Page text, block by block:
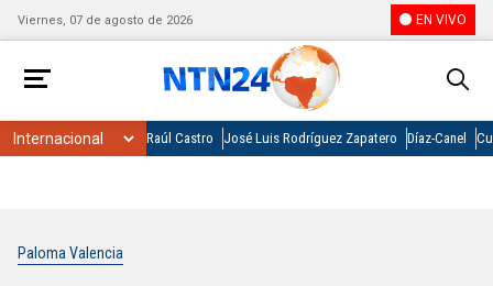
Viernes, 07 de agosto de 2026 EN VIVO
Raúl Castro José Luis Rodríguez Zapatero Díaz-Canel
Paloma Valencia